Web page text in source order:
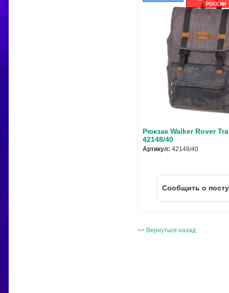
РОССИИ
Рюкзак Walker Rover
42148/40
Артикул: 42148/40
Cообщить о
<< Вернуться назад